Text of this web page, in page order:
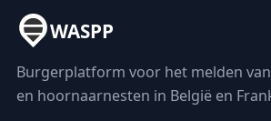
WASPP
Burgerplatform voor het melden
en hoornaarnesten in België en